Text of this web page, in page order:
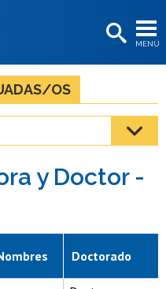
MENÚ
os
os
OS
y Doctor -
Doctorado